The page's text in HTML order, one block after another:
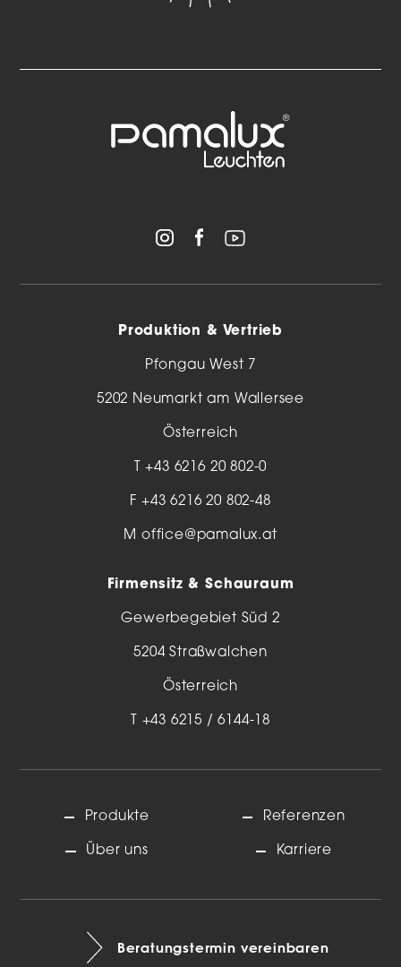
Produktion & Vertrieb
Pfongau West 7
5202 Neumarkt am Wallersee
Österreich
T+43 6216 20 802-0
F +43 6216 20 802-48
M office@pamalux.at
Firmensitz & Schauraum
Gewerbegebiet Süd 2
5204 Straßwalchen
Österreich
T +43 6215 / 6144-18
Produkte
Über uns
Referenzen
Karriere
Beratungstermin vereinbaren